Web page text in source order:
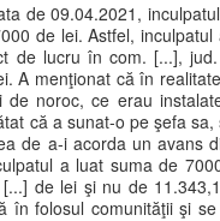
de 09.04.2021,
de lei. Astfel,
de lucru în com. [...],
A menţionat că în
noroc, ce erau
că a sunat-o pe şefa
de a-i acorda un avans
a luat suma de
de lei şi nu de
în folosul comunităţii şi